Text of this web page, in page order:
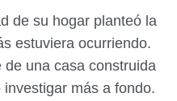
de su hogar planteó la
estuviera ocurriendo.
una casa construida
más a fondo.